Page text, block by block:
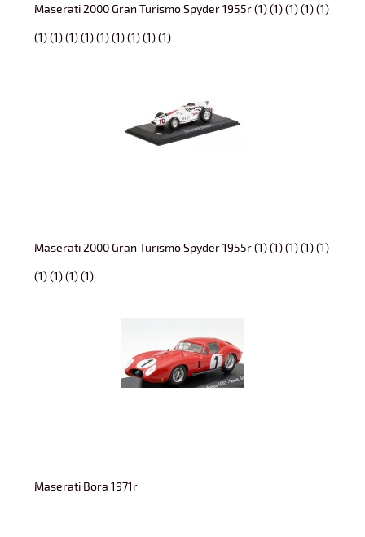
Maserati 2000 Gran Turismo Spyder 1955r (1) (1) (1) (1) (1)
(1) (1) (1) (1) (1) (1) (1) (1) (1)
Maserati 2000 Gran Turismo Spyder 1955r (1) (1) (1) (1) (1)
(1) (1) (1) (1)
Maserati Bora 1971r